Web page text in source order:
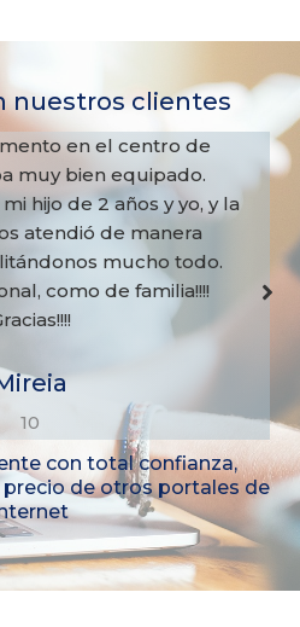
nuestros clientes
en el centro de
muy bien equipado.
hijo de 2 años y yo, y la
atendió de manera
mucho todo.
como de familia!!!!
10
con total confianza,
de otros portales de